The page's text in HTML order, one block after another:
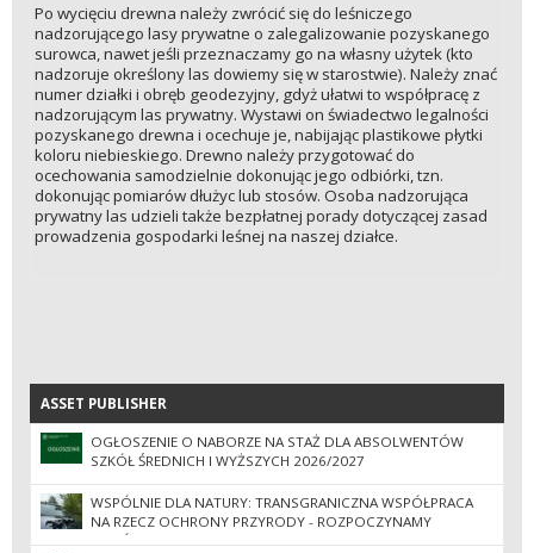
Po wycięciu drewna należy zwrócić się do leśniczego
nadzorującego lasy prywatne o zalegalizowanie pozyskanego
surowca, nawet jeśli przeznaczamy go na własny użytek (kto
nadzoruje określony las dowiemy się w starostwie). Należy znać
numer działki i obręb geodezyjny, gdyż ułatwi to współpracę z
nadzorującym las prywatny. Wystawi on świadectwo legalności
pozyskanego drewna i ocechuje je, nabijając plastikowe płytki
koloru niebieskiego. Drewno należy przygotować do
ocechowania samodzielnie dokonując jego odbiórki, tzn.
dokonując pomiarów dłużyc lub stosów. Osoba nadzorująca
prywatny las udzieli także bezpłatnej porady dotyczącej zasad
prowadzenia gospodarki leśnej na naszej działce.
ASSET PUBLISHER
ASSET PUBLISHER
OGŁOSZENIE O NABORZE NA STAŻ DLA ABSOLWENTÓW
SZKÓŁ ŚREDNICH I WYŻSZYCH 2026/2027
WSPÓLNIE DLA NATURY: TRANSGRANICZNA WSPÓŁPRACA
NA RZECZ OCHRONY PRZYRODY - ROZPOCZYNAMY
WSPÓLNE PATROLE